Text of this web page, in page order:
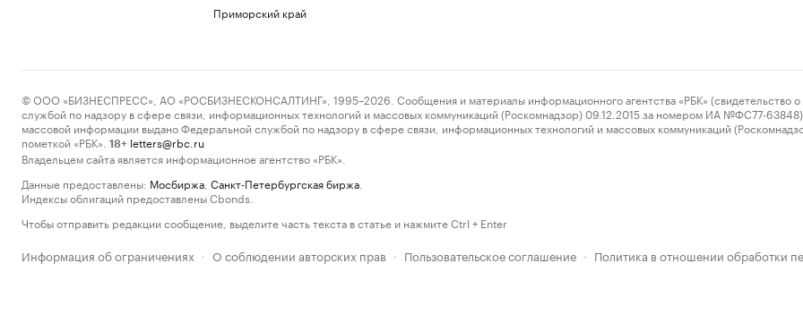
Приморский край
© ООО «БИЗНЕСПРЕСС», АО «РОСБИЗНЕСКОНСАЛТИНГ», 1995–2026. Сообщения и материалы информационного агентства «РБК» (свидетельство о
службой по надзору в сфере связи, информационных технологий и массовых коммуникаций (Роскомнадзор) 09.12.2015 за номером ИА №ФС77-63848)
массовой информации выдано Федеральной службой по надзору в сфере связи, информационных технологий и массовых коммуникаций
пометкой «РБК».
18+ letters@rbc.ru
Владельцем сайта является информационное агентство «РБК».
Данные предоставлены: Мосбиржа Санкт-Петербургская биржа
Индексы облигаций предоставлены Cbonds.
Чтобы отправить редакции сообщение, выделите часть текста в статье и нажмите Ctrl + Enter
Информация об ограничениях · О соблюдении авторских прав · Пользовательское соглашение · Политика в отношении обработки